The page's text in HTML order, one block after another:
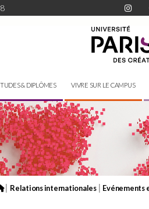
& DIPLÔMES VIVRE SUR LE CAMPUS
| Relations internationales | Evénements